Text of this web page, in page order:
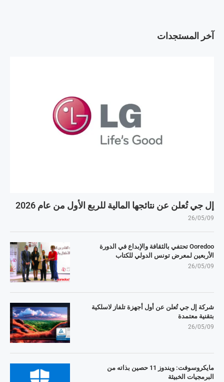
آخر المستجدات
إل جي تُعلن عن نتائجها المالية للربع الأول من عام 2026
26/05/09
Ooredoo تحتفي بالثقافة والإبداع في الدورة
الأربعين لمعرض تونس الدولي للكتاب
26/05/09
شركة إل جي تُعلن عن أول أجهزة تلفاز لاسلكية
بتقنية معتمدة
26/05/09
مايكروسوفت: ويندوز 11 حصين بذاته من
البرمجيات الخبيثة